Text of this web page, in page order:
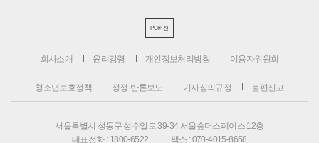
PC버전
회사소개 윤리강령 개인정보처리방침 이용자위원회
청소년보호정책 정정·반론보도 기사심의규정 불편신고
서울특별시 성동구 성수일로 39-34 서울숲더스페이스 12층
대표전화 : 1800-6522
팩스 : 070-4015-8658